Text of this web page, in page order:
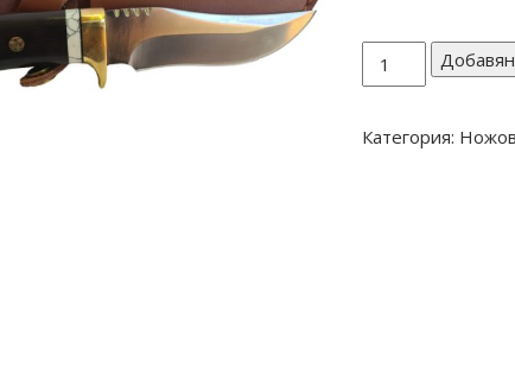
количество
за
7
Категория: